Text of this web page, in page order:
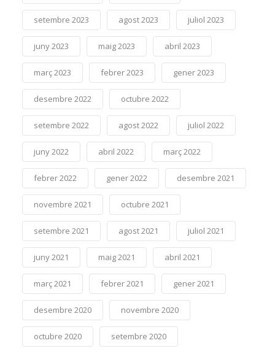
setembre 2023 agost 2023 juliol 2023
juny 2023 maig 2023 abril 2023
març 2023 febrer 2023 gener 2023
desembre 2022 octubre 2022
setembre 2022 agost 2022 juliol 2022
juny 2022 abril 2022 març 2022
febrer 2022 gener 2022 desembre 2021
novembre 2021 octubre 2021
setembre 2021 agost 2021 juliol 2021
juny 2021 maig 2021 abril 2021
març 2021 febrer 2021 gener 2021
desembre 2020 novembre 2020
octubre 2020 setembre 2020